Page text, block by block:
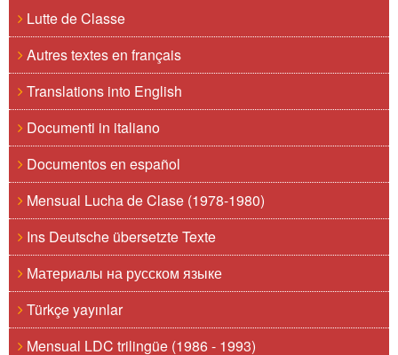
Lutte de Classe
Autres textes en français
Translations into English
Documenti in italiano
Documentos en español
Mensual Lucha de Clase (1978-1980)
Ins Deutsche übersetzte Texte
Материалы на русском языке
Türkçe yayınlar
Mensual LDC trilingüe (1986 - 1993)